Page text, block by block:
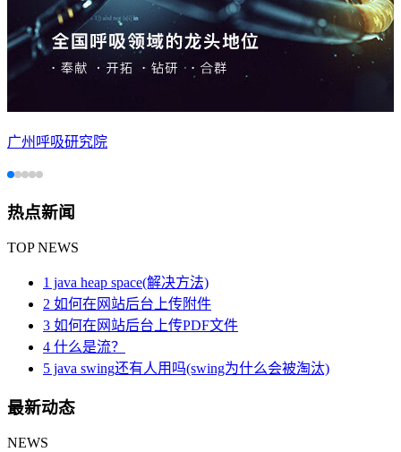
广州呼吸研究院
热点新闻
TOP NEWS
1 java heap space(解决方法)
2 如何在网站后台上传附件
3 如何在网站后台上传PDF文件
4 什么是流？
5 java swing还有人用吗(swing为什么会被淘汰)
最新动态
NEWS